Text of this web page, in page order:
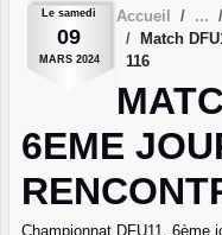
Le samedi
09
MARS 2024
Accueil
Match
116
6EME
Championnat DFU11, 6ème